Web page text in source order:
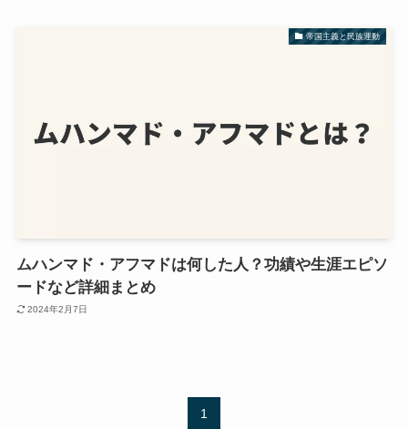
帝国主義と民族運動
ムハンマド・アフマドは何した人？功績や生涯エピソ
ードなど詳細まとめ
2024年2月7日
1